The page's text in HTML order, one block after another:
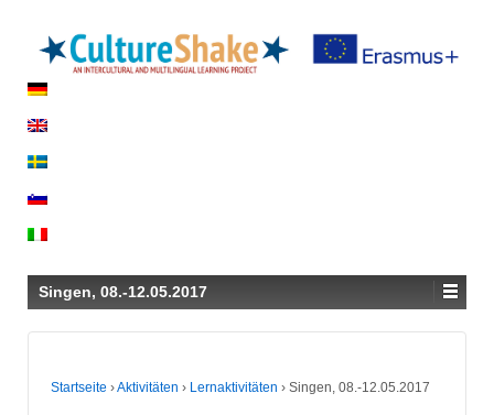
Singen, 08.-12.05.2017
Startseite ›Aktivitäten › Lernaktivitäten › Singen, 08.-12.05.2017